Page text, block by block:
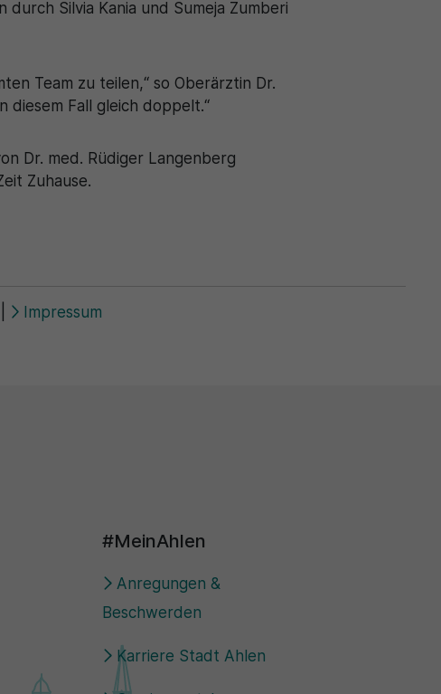
Silvia Kania und Sumeja Zumberi
Team zu teilen,“ so Oberärztin Dr.
diesem Fall gleich doppelt.“
Dr. med. Rüdiger Langenberg
Zuhause.
Impressum
#MeinAhlen
Anregungen &
Beschwerden
Karriere Stadt Ahlen